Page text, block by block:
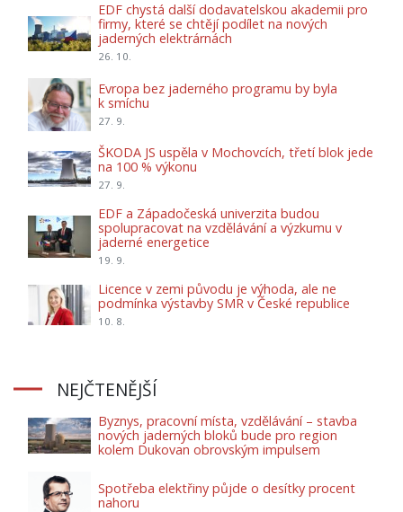
EDF chystá další dodavatelskou akademii pro
firmy, které se chtějí podílet na nových
jaderných elektrárnách
26. 10.
Evropa bez jaderného programu by byla
k smíchu
27. 9.
ŠKODA JS uspěla v Mochovcích, třetí blok jede
na 100 % výkonu
27. 9.
EDF a Západočeská univerzita budou
spolupracovat na vzdělávání a výzkumu v
jaderné energetice
19. 9.
Licence v zemi původu je výhoda, ale ne
podmínka výstavby SMR v České republice
10. 8.
NEJČTENĚJŠÍ
Byznys, pracovní místa, vzdělávání – stavba
nových jaderných bloků bude pro region
kolem Dukovan obrovským impulsem
Spotřeba elektřiny půjde o desítky procent
nahoru